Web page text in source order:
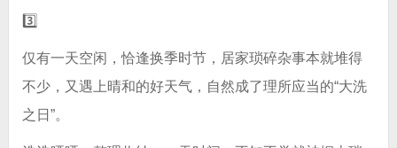
3️⃣
仅有一天空闲，恰逢换季时节，居家琐碎杂事本就堆得
不少，又遇上晴和的好天气，自然成了理所应当的“大洗
之日”。